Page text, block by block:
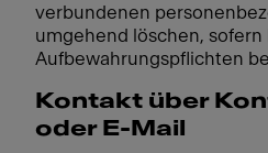
verbundenen
umgehend löschen,
Aufbewahrungspflichten
Kontakt über
oder E-Mail